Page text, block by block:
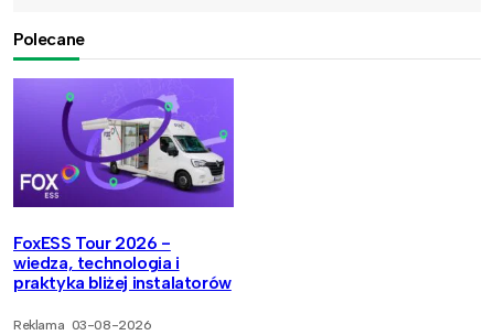
Polecane
FoxESS Tour 2026 -
wiedza, technologia i
praktyka bliżej instalatorów
Reklama 03-08-2026